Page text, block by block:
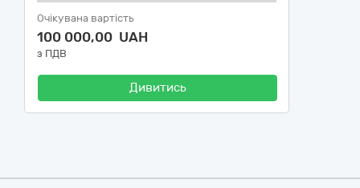
Очікувана вартість
100 000,00 UAH
з ПДВ
Дивитись